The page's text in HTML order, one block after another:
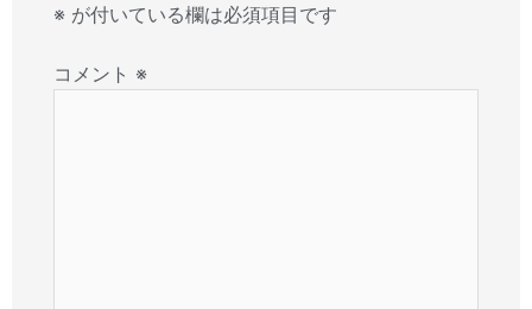
※ が付いている欄は必須項目です
コメント ※